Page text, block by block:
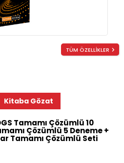
TÜM ÖZELLİKLER
Tamamı Çözümlü 10
Çözümlü 5 Deneme +
Tamamı Çözümlü Seti